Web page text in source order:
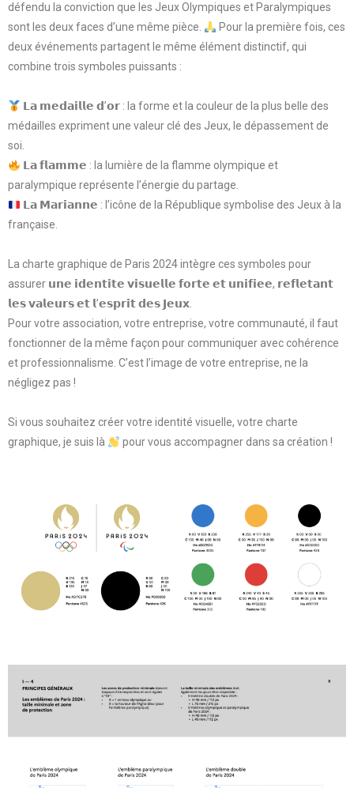
défendu la conviction que les Jeux Olympiques et Paralympiques
sont les deux faces d’une même pièce.
Pour la première fois, ces
deux événements partagent le même élément distinctif, qui
combine trois symboles puissants :
𝗟𝗮 𝗺𝗲𝗱𝗮𝗶𝗹𝗹𝗲 𝗱’𝗼𝗿 : la forme et la couleur de la plus belle des
médailles expriment une valeur clé des Jeux, le dépassement de
soi.
𝗟𝗮 𝗳𝗹𝗮𝗺𝗺𝗲 : la lumière de la flamme olympique et
paralympique représente l’énergie du partage.
𝗟𝗮 𝗠𝗮𝗿𝗶𝗮𝗻𝗻𝗲 : l’icône de la République symbolise des Jeux à la
française.
La charte graphique de Paris 2024 intègre ces symboles pour
assurer 𝘂𝗻𝗲 𝗶𝗱𝗲𝗻𝘁𝗶𝘁𝗲 𝘃𝗶𝘀𝘂𝗲𝗹𝗹𝗲 𝗳𝗼𝗿𝘁𝗲 𝗲𝘁 𝘂𝗻𝗶𝗳𝗶𝗲𝗲, 𝗿𝗲𝗳𝗹𝗲𝘁𝗮𝗻𝘁
𝗹𝗲𝘀 𝘃𝗮𝗹𝗲𝘂𝗿𝘀 𝗲𝘁 𝗹’𝗲𝘀𝗽𝗿𝗶𝘁 𝗱𝗲𝘀 𝗝𝗲𝘂𝘅.
Pour votre association, votre entreprise, votre communauté, il faut
fonctionner de la même façon pour communiquer avec cohérence
et professionnalisme. C’est l’image de votre entreprise, ne la
négligez pas !
Si vous souhaitez créer votre identité visuelle, votre charte
graphique, je suis là
pour vous accompagner dans sa création !